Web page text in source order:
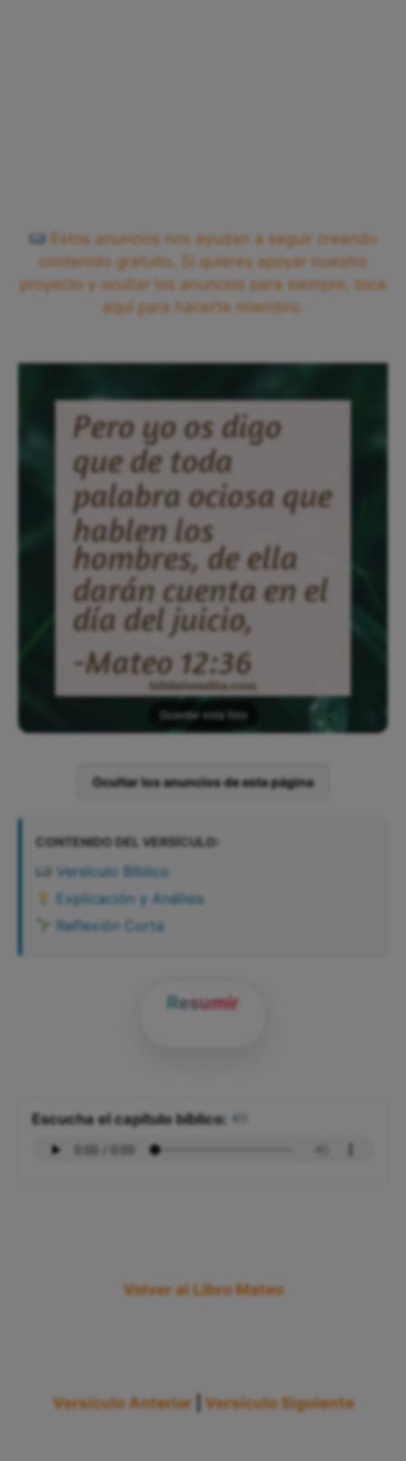
Estos anuncios nos ayudan a seguir creando
contenido gratuito. Si quieres apoyar nuestro
proyecto y ocultar los anuncios para siempre, toca
aquí para hacerte miembro.
Guardar esta foto
Ocultar los anuncios de esta página
CONTENIDO DEL VERSÍCULO:
Versículo Bíblico
Explicación y Análisis
Reflexión Corta
Resumir
Escucha el capítulo bíblico:
Volver al Libro Mateo
Versículo Anterior Versículo Siguiente